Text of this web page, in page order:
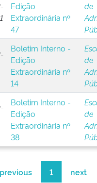
Edição
Extraordinária nº
47
de
Boletim Interno -
Edição
Extraordinária nº
14
de
Boletim Interno -
Edição
Extraordinária nº
38
de
previous 1 next